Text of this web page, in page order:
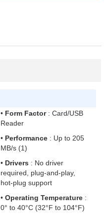
• Form Factor : Card/USB
Reader
• Performance : Up to 205
MB/s (1)
• Drivers : No driver
required, plug-and-play,
hot-plug support
• Operating Temperature :
0° to 40°C (32°F to 104°F)